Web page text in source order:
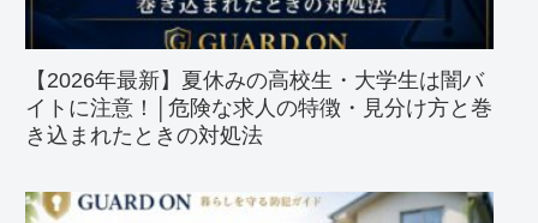
【2026年最新】夏休みの高校生・大学生は闇バ
イトに注意！│危険な求人の特徴・見分け方と巻
き込まれたときの対処法